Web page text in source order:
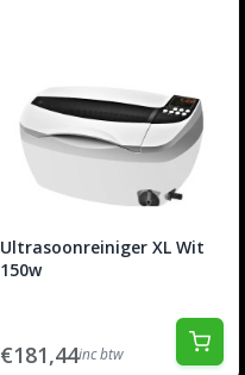
Ultrasoonreiniger XL Wit
150w
€181,44inc btw